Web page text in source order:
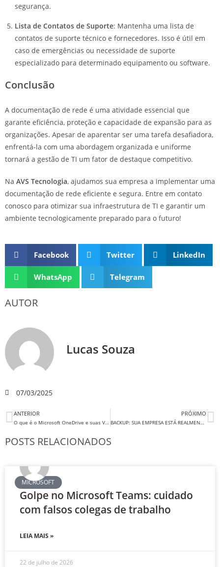
segurança.
Lista de Contatos de Suporte: Mantenha uma lista de
contatos de suporte técnico e fornecedores. Isso é útil em
caso de emergências ou necessidade de suporte
especializado para determinado equipamento ou software.
Conclusão
A documentação de rede é uma atividade essencial que
garante eficiência, proteção e capacidade de expansão para as
organizações. Apesar de aparentar ser uma tarefa desafiadora,
enfrentá-la com uma abordagem organizada e uniforme
tornará a gestão de TI um fator de destaque competitivo.
Na AVS Tecnologia, ajudamos sua empresa a implementar uma
documentação de rede eficiente e segura. Entre em contato
conosco para otimizar sua infraestrutura de TI e garantir um
ambiente tecnologicamente preparado para o futuro!
Facebook Twitter LinkedIn
WhatsApp Telegram
AUTOR
Lucas Souza
07/03/2025
ANTERIOR
O que é o Microsoft OneDrive e suas Vantagens no Dia a Dia
PRÓXIMO
BACKUP: SUA EMPRESA ESTÁ REALMENTE PROTEGIDA
POSTS RELACIONADOS
MICROSOFT
Golpe no Microsoft Teams: cuidado
com falsos colegas de trabalho
LEIA MAIS »
22 de julho de 2026